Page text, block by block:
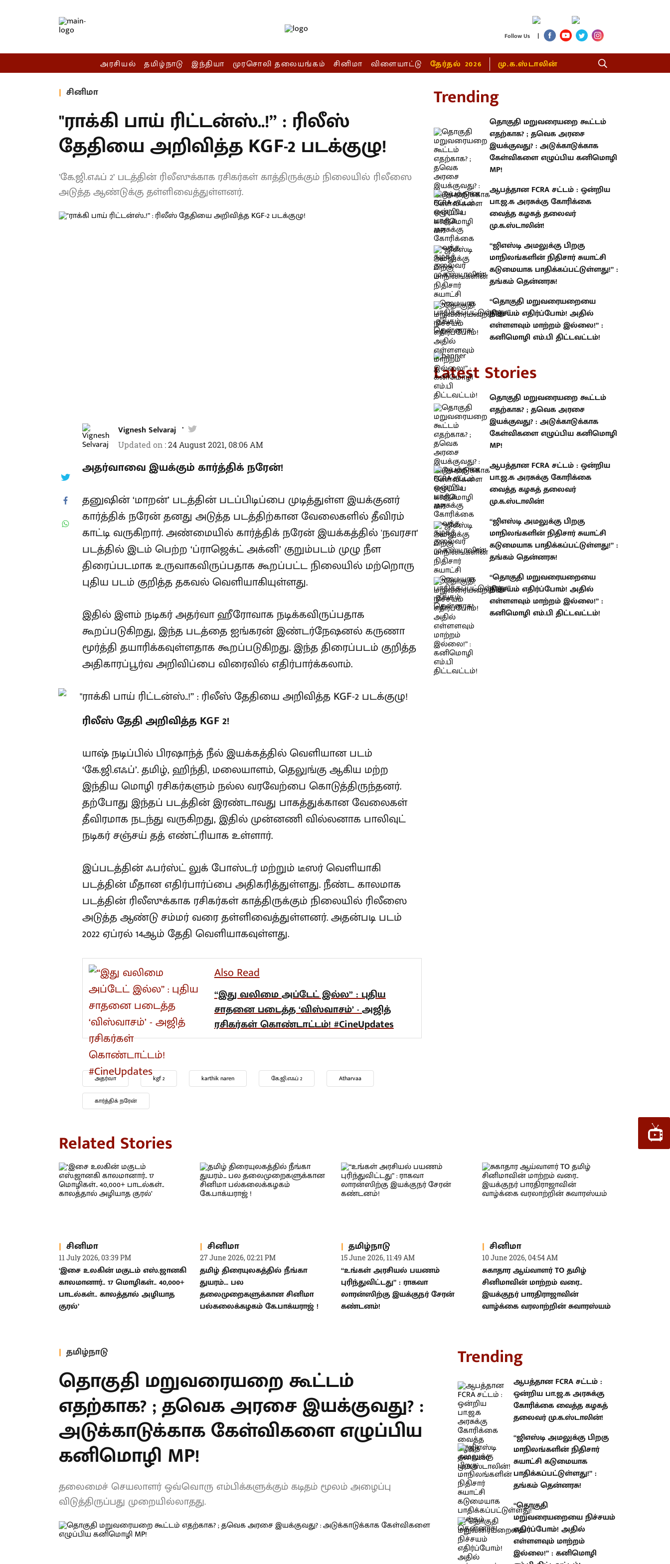
Follow Us |
அரசியல் தமிழ்நாடு இந்தியா முரசொலி தலையங்கம் சினிமா விளையாட்டு தேர்தல் 2026 மு.க.ஸ்டாலின்
சினிமா
"ராக்கி பாய் ரிட்டன்ஸ்..!” : ரிலீஸ்
தேதியை அறிவித்த KGF-2 படக்குழு!
’கே.ஜி.எஃப் 2’ படத்தின் ரிலீஸுக்காக ரசிகர்கள் காத்திருக்கும் நிலையில் ரிலீஸை
அடுத்த ஆண்டுக்கு தள்ளிவைத்துள்ளனர்.
Vignesh Selvaraj
Updated on :24 August 2021, 08:06 AM
அதர்வாவை இயக்கும் கார்த்திக் நரேன்!
தனுஷின் ‘மாறன்’ படத்தின் படப்பிடிப்பை முடித்துள்ள இயக்குனர்
கார்த்திக் நரேன் தனது அடுத்த படத்திற்கான வேலைகளில் தீவிரம்
காட்டி வருகிறார். அண்மையில் கார்த்திக் நரேன் இயக்கத்தில் 'நவரசா'
படத்தில் இடம் பெற்ற ‘ப்ராஜெக்ட் அக்னி’ குறும்படம் முழு நீள
திரைப்படமாக உருவாகவிருப்பதாக கூறப்பட்ட நிலையில் மற்றொரு
புதிய படம் குறித்த தகவல் வெளியாகியுள்ளது.
இதில் இளம் நடிகர் அதர்வா ஹீரோவாக நடிக்கவிருப்பதாக
கூறப்படுகிறது, இந்த படத்தை ஐங்கரன் இண்டர்நேஷனல் கருணா
மூர்த்தி தயாரிக்கவுள்ளதாக கூறப்படுகிறது. இந்த திரைப்படம் குறித்த
அதிகாரப்பூர்வ அறிவிப்பை விரைவில் எதிர்பார்க்கலாம்.
ரிலீஸ் தேதி அறிவித்த KGF 2!
யாஷ் நடிப்பில் பிரஷாந்த் நீல் இயக்கத்தில் வெளியான படம்
‘கே.ஜி.எஃப்’. தமிழ், ஹிந்தி, மலையாளம், தெலுங்கு ஆகிய மற்ற
இந்திய மொழி ரசிகர்களும் நல்ல வரவேற்பை கொடுத்திருந்தனர்.
தற்போது இந்தப் படத்தின் இரண்டாவது பாகத்துக்கான வேலைகள்
தீவிரமாக நடந்து வருகிறது, இதில் முன்னணி வில்லனாக பாலிவுட்
நடிகர் சஞ்சய் தத் எண்ட்ரியாக உள்ளார்.
இப்படத்தின் ஃபர்ஸ்ட் லுக் போஸ்டர் மற்றும் டீஸர் வெளியாகி
படத்தின் மீதான எதிர்பார்ப்பை அதிகரித்துள்ளது. நீண்ட காலமாக
படத்தின் ரிலீஸுக்காக ரசிகர்கள் காத்திருக்கும் நிலையில் ரிலீஸை
அடுத்த ஆண்டு சம்மர் வரை தள்ளிவைத்துள்ளனர். அதன்படி படம்
2022 ஏப்ரல் 14ஆம் தேதி வெளியாகவுள்ளது.
Also Read
“இது வலிமை அப்டேட் இல்ல” : புதிய
சாதனை படைத்த ‘விஸ்வாசம்’ - அஜித்
ரசிகர்கள் கொண்டாட்டம்! #CineUpdates
அதர்வா kgf 2 karthik naren கே.ஜி.எஃப் 2 Atharvaa
கார்த்திக் நரேன்
Trending
தொகுதி மறுவரையறை கூட்டம்
எதற்காக? ; தவெக அரசை
இயக்குவது? : அடுக்காடுக்காக
கேள்விகளை எழுப்பிய கனிமொழி
MP!
ஆபத்தான FCRA சட்டம் : ஒன்றிய
பா.ஜ.க அரசுக்கு கோரிக்கை
வைத்த கழகத் தலைவர்
மு.க.ஸ்டாலின்!
“ஜிஎஸ்டி அமலுக்கு பிறகு
மாநிலங்களின் நிதிசார் சுயாட்சி
கடுமையாக பாதிக்கப்பட்டுள்ளது!” :
தங்கம் தென்னரசு!
“தொகுதி மறுவரையறையை
நிச்சயம் எதிர்ப்போம்! அதில்
எள்ளளவும் மாற்றம் இல்லை!” :
கனிமொழி எம்.பி திட்டவட்டம்!
Latest Stories
தொகுதி மறுவரையறை கூட்டம்
எதற்காக? ; தவெக அரசை
இயக்குவது? : அடுக்காடுக்காக
கேள்விகளை எழுப்பிய கனிமொழி
MP!
ஆபத்தான FCRA சட்டம் : ஒன்றிய
பா.ஜ.க அரசுக்கு கோரிக்கை
வைத்த கழகத் தலைவர்
மு.க.ஸ்டாலின்!
“ஜிஎஸ்டி அமலுக்கு பிறகு
மாநிலங்களின் நிதிசார் சுயாட்சி
கடுமையாக பாதிக்கப்பட்டுள்ளது!” :
தங்கம் தென்னரசு!
“தொகுதி மறுவரையறையை
நிச்சயம் எதிர்ப்போம்! அதில்
எள்ளளவும் மாற்றம் இல்லை!” :
கனிமொழி எம்.பி திட்டவட்டம்!
Related Stories
சினிமா
11 July 2026, 03:39 PM
‘இசை உலகின் மகுடம் எஸ்.ஜானகி
காலமானார்.. 17 மொழிகள்.. 40,000+
பாடல்கள்.. காலத்தால் அழியாத
குரல்’
சினிமா
27 June 2026, 02:21 PM
தமிழ் திரையுலகத்தில் நீங்கா
துயரம்... பல
தலைமுறைகளுக்கான சினிமா
பல்கலைக்கழகம் கே.பாக்யராஜ் !
தமிழ்நாடு
15 June 2026, 11:49 AM
“உங்கள் அரசியல் பயணம்
புரிந்துவிட்டது” : ராகவா
லாரன்ஸிற்கு இயக்குநர் சேரன்
கண்டனம்!
சினிமா
10 June 2026, 04:54 AM
சுகாதார ஆய்வாளர் TO தமிழ்
சினிமாவின் மாற்றம் வரை..
இயக்குநர் பாரதிராஜாவின்
வாழ்க்கை வரலாற்றின் சுவாரஸ்யம்
தமிழ்நாடு
தொகுதி மறுவரையறை கூட்டம்
எதற்காக? ; தவெக அரசை இயக்குவது?
: அடுக்காடுக்காக கேள்விகளை
எழுப்பிய கனிமொழி MP!
தலைமைச் செயலாளர் ஒவ்வொரு எம்பிக்களுக்கும் கடிதம் மூலம் அழைப்பு
விடுத்திருப்பது முறையில்லாதது.
Trending
ஆபத்தான FCRA சட்டம் : ஒன்றிய
பா.ஜ.க அரசுக்கு கோரிக்கை
வைத்த கழகத் தலைவர்
மு.க.ஸ்டாலின்!
“ஜிஎஸ்டி அமலுக்கு பிறகு
மாநிலங்களின் நிதிசார் சுயாட்சி
கடுமையாக பாதிக்கப்பட்டுள்ளது!” :
தங்கம் தென்னரசு!
“தொகுதி மறுவரையறையை
நிச்சயம் எதிர்ப்போம்! அதில்
எள்ளளவும் மாற்றம் இல்லை!” :
கனிமொழி எம்.பி திட்டவட்டம்!